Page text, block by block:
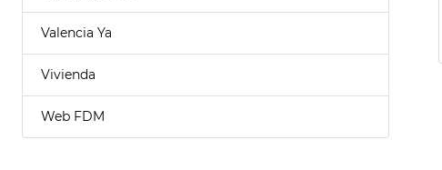
Valencia Ya
Vivienda
Web FDM